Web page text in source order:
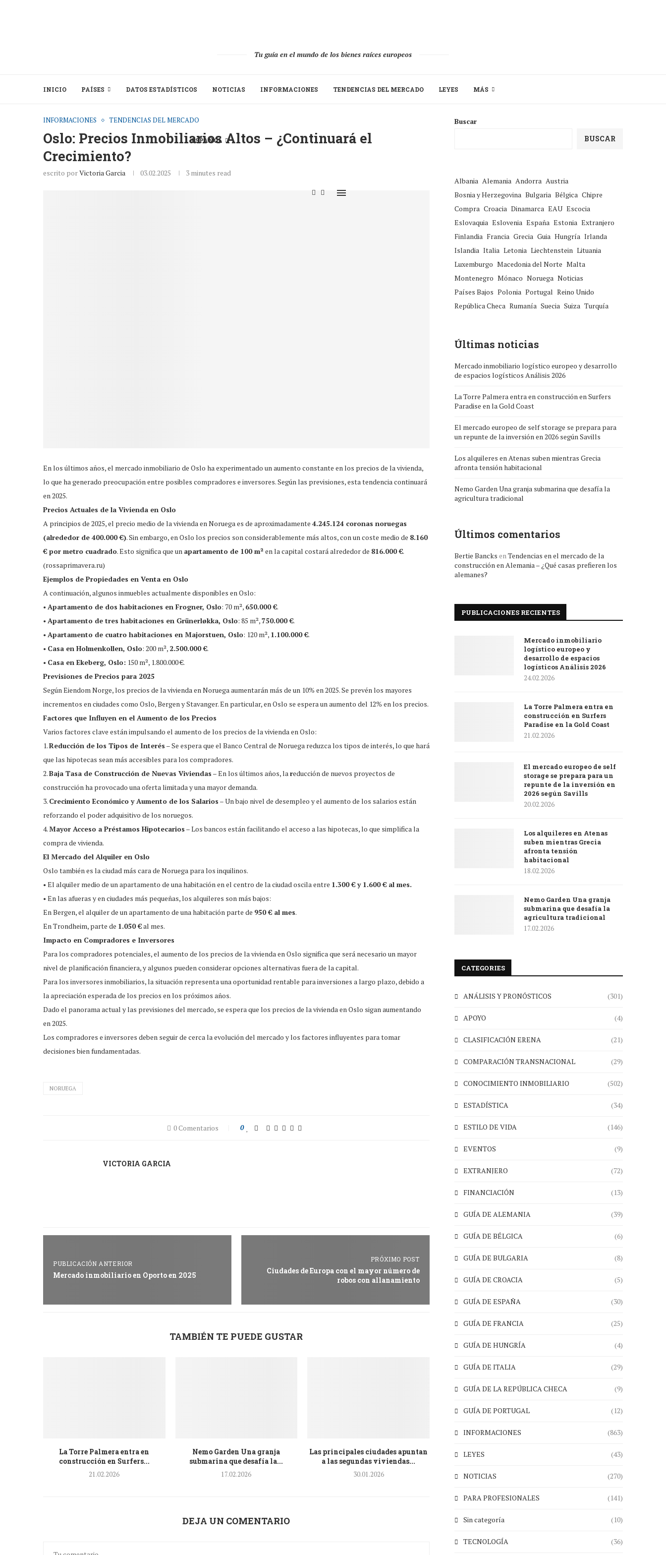
Tu guía en el mundo de los bienes raíces europeos
INICIO PAÍSES DATOS ESTADÍSTICOS NOTICIAS INFORMACIONES TENDENCIAS DEL MERCADO LEYES MÁS
ESPAÑOL
INFORMACIONES TENDENCIAS DEL MERCADO
Oslo: Precios Inmobiliarios Altos – ¿Continuará el
Crecimiento?
escrito porVictoria Garcia 03.02.2025 3 minutes read
En los últimos años, el mercado inmobiliario de Oslo ha experimentado un aumento constante en los precios de la vivienda,
lo que ha generado preocupación entre posibles compradores e inversores. Según las previsiones, esta tendencia continuará
en 2025.
Precios Actuales de la Vivienda en Oslo
A principios de 2025, el precio medio de la vivienda en Noruega es de aproximadamente 4.245.124 coronas noruegas
(alrededor de 400.000 €). Sin embargo, en Oslo los precios son considerablemente más altos, con un coste medio de 8.160
€ por metro cuadrado. Esto significa que un apartamento de 100 m² en la capital costará alrededor de 816.000 €.
(rossaprimavera.ru)
Ejemplos de Propiedades en Venta en Oslo
A continuación, algunos inmuebles actualmente disponibles en Oslo:
• Apartamento de dos habitaciones en Frogner, Oslo: 70 m², 650.000 €.
• Apartamento de tres habitaciones en Grünerløkka, Oslo: 85 m²,750.000 €.
• Apartamento de cuatro habitaciones en Majorstuen, Oslo: 120 m², 1.100.000 €.
• Casa en Holmenkollen, Oslo: 200 m², 2.500.000 €.
• Casa en Ekeberg, Oslo: 150 m², 1.800.000 €.
Previsiones de Precios para 2025
Según Eiendom Norge, los precios de la vivienda en Noruega aumentarán más de un 10% en 2025. Se prevén los mayores
incrementos en ciudades como Oslo, Bergen y Stavanger. En particular, en Oslo se espera un aumento del 12% en los precios.
Factores que Influyen en el Aumento de los Precios
Varios factores clave están impulsando el aumento de los precios de la vivienda en Oslo:
1.Reducción de los Tipos de Interés – Se espera que el Banco Central de Noruega reduzca los tipos de interés, lo que hará
que las hipotecas sean más accesibles para los compradores.
2.Baja Tasa de Construcción de Nuevas Viviendas – En los últimos años, lareducción de nuevos proyectos de
construcción ha provocado una oferta limitada y una mayor demanda.
3. Crecimiento Económico y Aumento de los Salarios – Un bajo nivel de desempleo y el aumento de los salarios están
reforzando el poder adquisitivo de los noruegos.
4.Mayor Acceso a Préstamos Hipotecarios – Los bancos están facilitando el acceso a las hipotecas, lo que simplifica la
compra de vivienda.
El Mercado del Alquiler en Oslo
Oslo también es la ciudad más cara de Noruega para los inquilinos.
• El alquiler medio de un apartamento de una habitación en el centro de la ciudad oscila entre 1.300 € y 1.600 € al mes.
• En las afueras y en ciudades más pequeñas, los alquileres son más bajos:
En Bergen, el alquiler de un apartamento de una habitación parte de 950 € al mes.
En Trondheim, parte de 1.050 €al mes.
Impacto en Compradores e Inversores
Para los compradores potenciales, el aumento de los precios de la vivienda en Oslo significa que será necesario un mayor
nivel de planificación financiera, y algunos pueden considerar opciones alternativas fuera de la capital.
Para los inversores inmobiliarios, la situación representa una oportunidad rentable para inversiones a largo plazo, debido a
la apreciación esperada de los precios en los próximos años.
Dado el panorama actual y las previsiones del mercado, se espera que los precios de la vivienda en Oslo sigan aumentando
en 2025.
Los compradores e inversores deben seguir de cerca la evolución del mercado y los factores influyentes para tomar
decisiones bien fundamentadas.
NORUEGA
0 Comentarios 0
VICTORIA GARCIA
PUBLICACIÓN ANTERIOR
Mercado inmobiliario en Oporto en 2025
PRÓXIMO POST
Ciudades de Europa con el mayor número de
robos con allanamiento
TAMBIÉN TE PUEDE GUSTAR
La Torre Palmera entra en
construcción en Surfers...
21.02.2026
Nemo Garden Una granja
submarina que desafía la...
17.02.2026
Las principales ciudades apuntan
a las segundas viviendas...
30.01.2026
DEJA UN COMENTARIO
Buscar
BUSCAR
Albania Alemania Andorra Austria
Bosnia y Herzegovina Bulgaria Bélgica Chipre
Compra Croacia Dinamarca EAU Escocia
Eslovaquia Eslovenia España Estonia Extranjero
Finlandia Francia Grecia Guia Hungría Irlanda
Islandia Italia Letonia Liechtenstein Lituania
Luxemburgo Macedonia del Norte Malta
Montenegro Mónaco Noruega Noticias
Países Bajos Polonia Portugal Reino Unido
República Checa Rumanía Suecia Suiza Turquía
Últimas noticias
Mercado inmobiliario logístico europeo y desarrollo
de espacios logísticos Análisis 2026
La Torre Palmera entra en construcción en Surfers
Paradise en la Gold Coast
El mercado europeo de self storage se prepara para
un repunte de la inversión en 2026 según Savills
Los alquileres en Atenas suben mientras Grecia
afronta tensión habitacional
Nemo Garden Una granja submarina que desafía la
agricultura tradicional
Últimos comentarios
Bertie Bancks enTendencias en el mercado de la
construcción en Alemania – ¿Qué casas prefieren los
alemanes?
PUBLICACIONES RECIENTES
Mercado inmobiliario
logístico europeo y
desarrollo de espacios
logísticos Análisis 2026
24.02.2026
La Torre Palmera entra en
construcción en Surfers
Paradise en la Gold Coast
21.02.2026
El mercado europeo de self
storage se prepara para un
repunte de la inversión en
2026 según Savills
20.02.2026
Los alquileres en Atenas
suben mientras Grecia
afronta tensión
habitacional
18.02.2026
Nemo Garden Una granja
submarina que desafía la
agricultura tradicional
17.02.2026
CATEGORIES
ANÁLISIS Y PRONÓSTICOS (301)
APOYO (4)
CLASIFICACIÓN ERENA (21)
COMPARACIÓN TRANSNACIONAL (29)
CONOCIMIENTO INMOBILIARIO (502)
ESTADÍSTICA (34)
ESTILO DE VIDA (146)
EVENTOS (9)
EXTRANJERO (72)
FINANCIACIÓN (13)
GUÍA DE ALEMANIA (39)
GUÍA DE BÉLGICA (6)
GUÍA DE BULGARIA (8)
GUÍA DE CROACIA (5)
GUÍA DE ESPAÑA (30)
GUÍA DE FRANCIA (25)
GUÍA DE HUNGRÍA (4)
GUÍA DE ITALIA (29)
GUÍA DE LA REPÚBLICA CHECA (9)
GUÍA DE PORTUGAL (12)
INFORMACIONES (863)
LEYES (43)
NOTICIAS (270)
PARA PROFESIONALES (141)
Sin categoría (10)
TECNOLOGÍA (36)